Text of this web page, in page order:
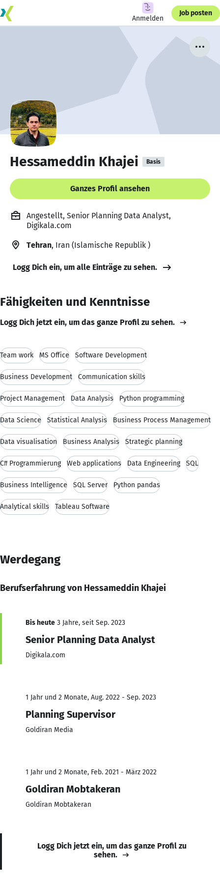
Anmelden
Job posten
Hessameddin Khajei Basis
Ganzes Profil ansehen
Angestellt, Senior Planning Data Analyst,
Digikala.com
Tehran, Iran (Islamische Republik )
Logg Dich ein, um alle Einträge zu sehen.
Fähigkeiten und Kenntnisse
Logg Dich jetzt ein, um das ganze Profil zu sehen.
Team work MS Office Software Development
Business Development Communication skills
Project Management Data Analysis Python programming
Data Science Statistical Analysis Business Process Management
Data visualisation Business Analysis Strategic planning
C# Programmierung Web applications Data Engineering SQL
Business Intelligence SQL Server Python pandas
Analytical skills Tableau Software
Werdegang
Berufserfahrung von Hessameddin Khajei
Bis heute 3 Jahre, seit Sep. 2023
Senior Planning Data Analyst
Digikala.com
1 Jahr und 2 Monate, Aug. 2022 - Sep. 2023
Planning Supervisor
Goldiran Media
1 Jahr und 2 Monate, Feb. 2021 - März 2022
Goldiran Mobtakeran
Goldiran Mobtakeran
Logg Dich jetzt ein, um das ganze Profil zu
sehen.